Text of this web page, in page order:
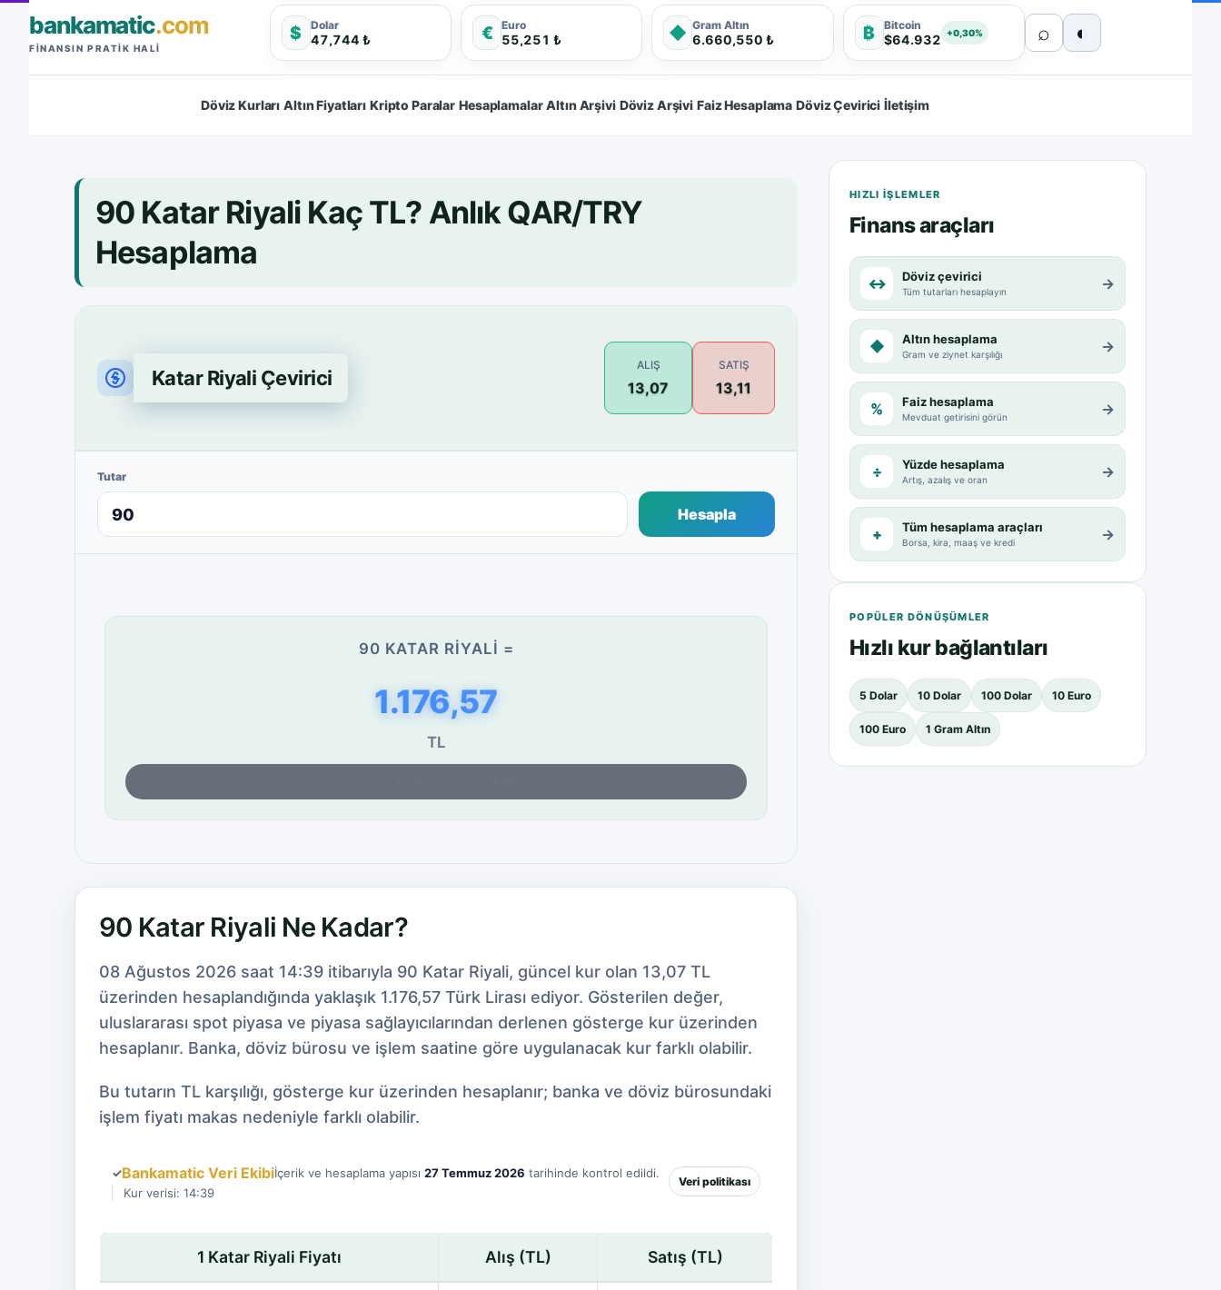
bankamatic.com
FINANSIN PRATIK HALI
$ Dolar
47,744 ₺ € Euro
55,251 ₺ ◆ Gram Altın
6.660,550 ₺ ₿ Bitcoin
$64.932 +0,30% ⌕ ◐
Döviz Kurları Altın Fiyatları Kripto Paralar Hesaplamalar Altın Arşivi Döviz Arşivi Faiz Hesaplama Döviz Çevirici İletişim
90 Katar Riyali Kaç TL? Anlık QAR/TRY
Hesaplama
Katar Riyali Çevirici
ALIŞ
13,07
SATIŞ
13,11
Tutar
Hesapla
90 KATAR RIYALI =
1.176,57
TL
90 Katar Riyali Ne Kadar?
08 Ağustos 2026 saat 14:39 itibarıyla 90 Katar Riyali, güncel kur olan 13,07 TL
üzerinden hesaplandığında yaklaşık 1.176,57 Türk Lirası ediyor. Gösterilen değer,
uluslararası spot piyasa ve piyasa sağlayıcılarından derlenen gösterge kur üzerinden
hesaplanır. Banka, döviz bürosu ve işlem saatine göre uygulanacak kur farklı olabilir.
Bu tutarın TL karşılığı, gösterge kur üzerinden hesaplanır; banka ve döviz bürosundaki
işlem fiyatı makas nedeniyle farklı olabilir.
✓Bankamatic Veri Ekibiİçerik ve hesaplama yapısı 27 Temmuz 2026 tarihinde kontrol edildi.
Kur verisi: 14:39
Veri politikası
1 Katar Riyali Fiyatı Alış (TL) Satış (TL)
HIZLI IŞLEMLER
Finans araçları
↔ Döviz çevirici
Tüm tutarları hesaplayın →
◆ Altın hesaplama
Gram ve ziynet karşılığı →
% Faiz hesaplama
Mevduat getirisini görün →
÷ Yüzde hesaplama
Artış, azalış ve oran →
+ Tüm hesaplama araçları
Borsa, kira, maaş ve kredi →
POPÜLER DÖNÜŞÜMLER
Hızlı kur bağlantıları
5 Dolar 10 Dolar 100 Dolar 10 Euro
100 Euro 1 Gram Altın